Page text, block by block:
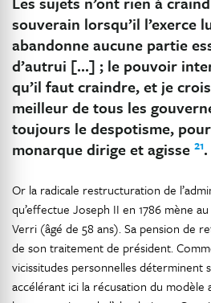
souverain lorsqu’il l’exerce
abandonne aucune partie
d’autrui […] ; le pouvoir
qu’il faut craindre, et je
meilleur de tous les
toujours le despotisme,
monarque dirige et agisse 21.
Or la radicale restructuration de
qu’effectue Joseph II en 1786 mène
Verri (âgé de 58 ans). Sa pension de
de son traitement de président.
vicissitudes personnelles déterminent
accélérant ici la récusation du